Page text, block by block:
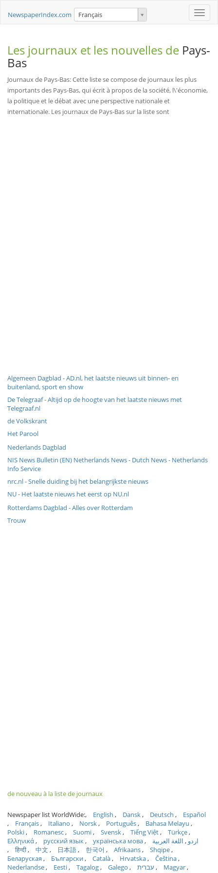
Toggle
NewspaperIndex.com Français
Les journaux et les nouvelles de Pays-
Bas
Journaux de Pays-Bas: Cette liste se compose de journaux les plus
importants des Pays-Bas, qui écrit à propos de la société, l\'économie,
la politique et le débat avec une perspective nationale et
internationale. Les journaux de Pays-Bas sur la liste sont
Algemeen Dagblad - AD.nl, het laatste nieuws uit binnen- en
buitenland, sport en show
De Telegraaf - Altijd op de hoogte van het laatste nieuws met
Telegraaf.nl
de Volkskrant
Het Parool
Nederlands Dagblad
NIS News Bulletin (EN) Netherlands News - Dutch News - Netherlands
Info Service
nrc.nl - Snelle duiding bij het belangrijkste nieuws
NU - Het laatste nieuws het eerst op NU.nl
Rotterdams Dagblad - Alles over Rotterdam
Trouw
de nouveau à la liste de journaux
Newspaper list WorldWide: English Dansk Deutsch
Español
Français
Italiano Norsk Português
Bahasa Melayu
Polski
Romanesc Suomi Svensk Tiếng Việt
Türkçe
Ελληνικά
русский язык українська мова اردو
اللغة العربية
हिन्दी
中文 日本語 한국어 Afrikaans
Shqipe
Беларуская
Български Català Hrvatska
Čeština
Nederlandse
Eesti Tagalog Galego עברית
Magyar